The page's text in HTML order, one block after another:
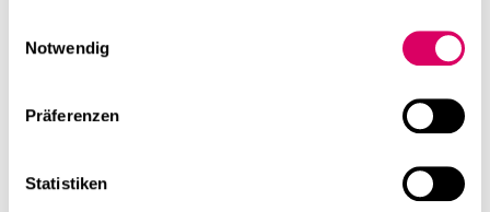
Notwendig
Präferenzen
Statistiken
designed to facilitate working in community." As of
today, it's about exchange, community, and flexible use.
ecologically sound, and open to the neighbourhood,"
Progress, who is revitalising the office building from the